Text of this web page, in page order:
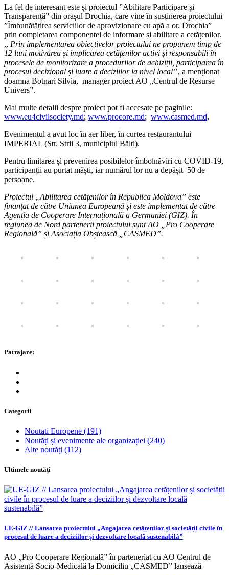
La fel de interesant este și proiectul ”Abilitare Participare și
Transparență” din orașul Drochia, care vine în susținerea proiectului
”Îmbunătățirea serviciilor de aprovizionare cu apă a or. Drochia”
prin completarea componentei de informare și abilitare a cetățenilor.
,, Prin implementarea obiectivelor proiectului ne propunem timp de
12 luni motivarea și implicarea cetățenilor activi și responsabili în
procesele de monitorizare a procedurilor de achiziții, participarea în
procesul decizional și luare a deciziilor la nivel local’’, a menționat
doamna Botnari Silvia, manager proiect AO „Centrul de Resurse
Univers”.
Mai multe detalii despre proiect pot fi accesate pe paginile:
www.eu4civilsociety.md; www.procore.md; www.casmed.md.
Evenimentul a avut loc în aer liber, în curtea restaurantului
IMPERIAL (Str. Strii 3, municipiul Bălți).
Pentru limitarea și prevenirea posibilelor îmbolnăviri cu COVID-19,
participanții au purtat măști, iar numărul lor nu a depășit 50 de
persoane.
Proiectul „Abilitarea cetățenilor în Republica Moldova” este
finanțat de către Uniunea Europeană și este implementat de către
Agenția de Cooperare Internațională a Germaniei (GIZ). În
regiunea de Nord partenerii proiectului sunt AO „Pro Cooperare
Regională” și Asociația Obștească „CASMED”.
Partajare:
Categorii
Noutati Europene (191)
Noutăți și evenimente ale organizației (240)
Alte noutăți (112)
Ultimele noutăți
UE-GIZ // Lansarea proiectului „Angajarea cetățenilor și societății civile în
procesul de luare a deciziilor și dezvoltare locală sustenabilă”
AO „Pro Cooperare Regională” în parteneriat cu AO Centrul de
Asistenţă Socio-Medicală la Domiciliu „CASMED” lansează